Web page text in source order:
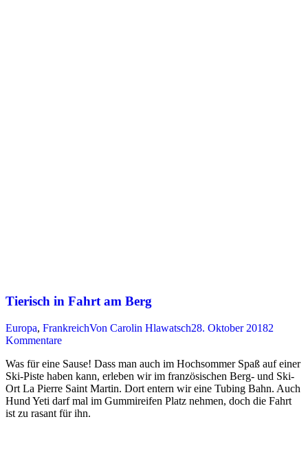
Tierisch in Fahrt am Berg
Europa, FrankreichVon Carolin Hlawatsch28. Oktober 20182
Kommentare
Was für eine Sause! Dass man auch im Hochsommer Spaß auf einer
Ski-Piste haben kann, erleben wir im französischen Berg- und Ski-
Ort La Pierre Saint Martin. Dort entern wir eine Tubing Bahn. Auch
Hund Yeti darf mal im Gummireifen Platz nehmen, doch die Fahrt
ist zu rasant für ihn.